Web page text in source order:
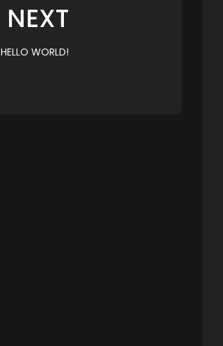
NEXT
HELLO WORLD!